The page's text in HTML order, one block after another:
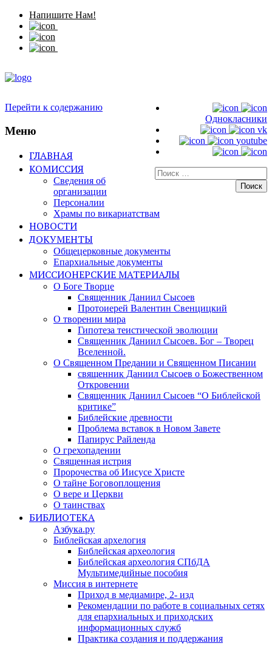
Напишите Нам!
Однокласники
vk
youtube
Искать:
Перейти к содержанию
Меню
ГЛАВНАЯ
КОМИССИЯ
Сведения об
организации
Персоналии
Храмы по викариатствам
НОВОСТИ
ДОКУМЕНТЫ
Общецерковные документы
Епархиальные документы
МИССИОНЕРСКИЕ МАТЕРИАЛЫ
О Боге Творце
Священник Даниил Сысоев
Протоиерей Валентин Свенцицкий
О творении мира
Гипотеза теистической эволюции
Священник Даниил Сысоев. Бог – Творец
Вселенной.
О Священном Предании и Священном Писании
священник Даниил Сысоев о Божественном
Откровении
Священник Даниил Сысоев “О Библейской
критике”
Библейские древности
Проблема вставок в Новом Завете
Папирус Райленда
О грехопадении
Священная истрия
Пророчества об Иисусе Христе
О тайне Боговоплощения
О вере и Церкви
О таинствах
БИБЛИОТЕКА
Азбука.ру
Библейская архелогия
Библейская археология
Библейская археология СПбДА
Мультимедийные пособия
Миссия в интернете
Приход в медиамире, 2- изд
Рекомендации по работе в социальных сетях
для епархиальных и приходских
информационных служб
Практика создания и поддержания